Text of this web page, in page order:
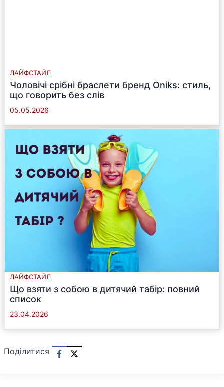
ЛАЙФСТАЙЛ
Чоловічі срібні браслети бренд Oniks: стиль,
що говорить без слів
05.05.2026
ЛАЙФСТАЙЛ
Що взяти з собою в дитячий табір: повний
список
23.04.2026
Поділитися